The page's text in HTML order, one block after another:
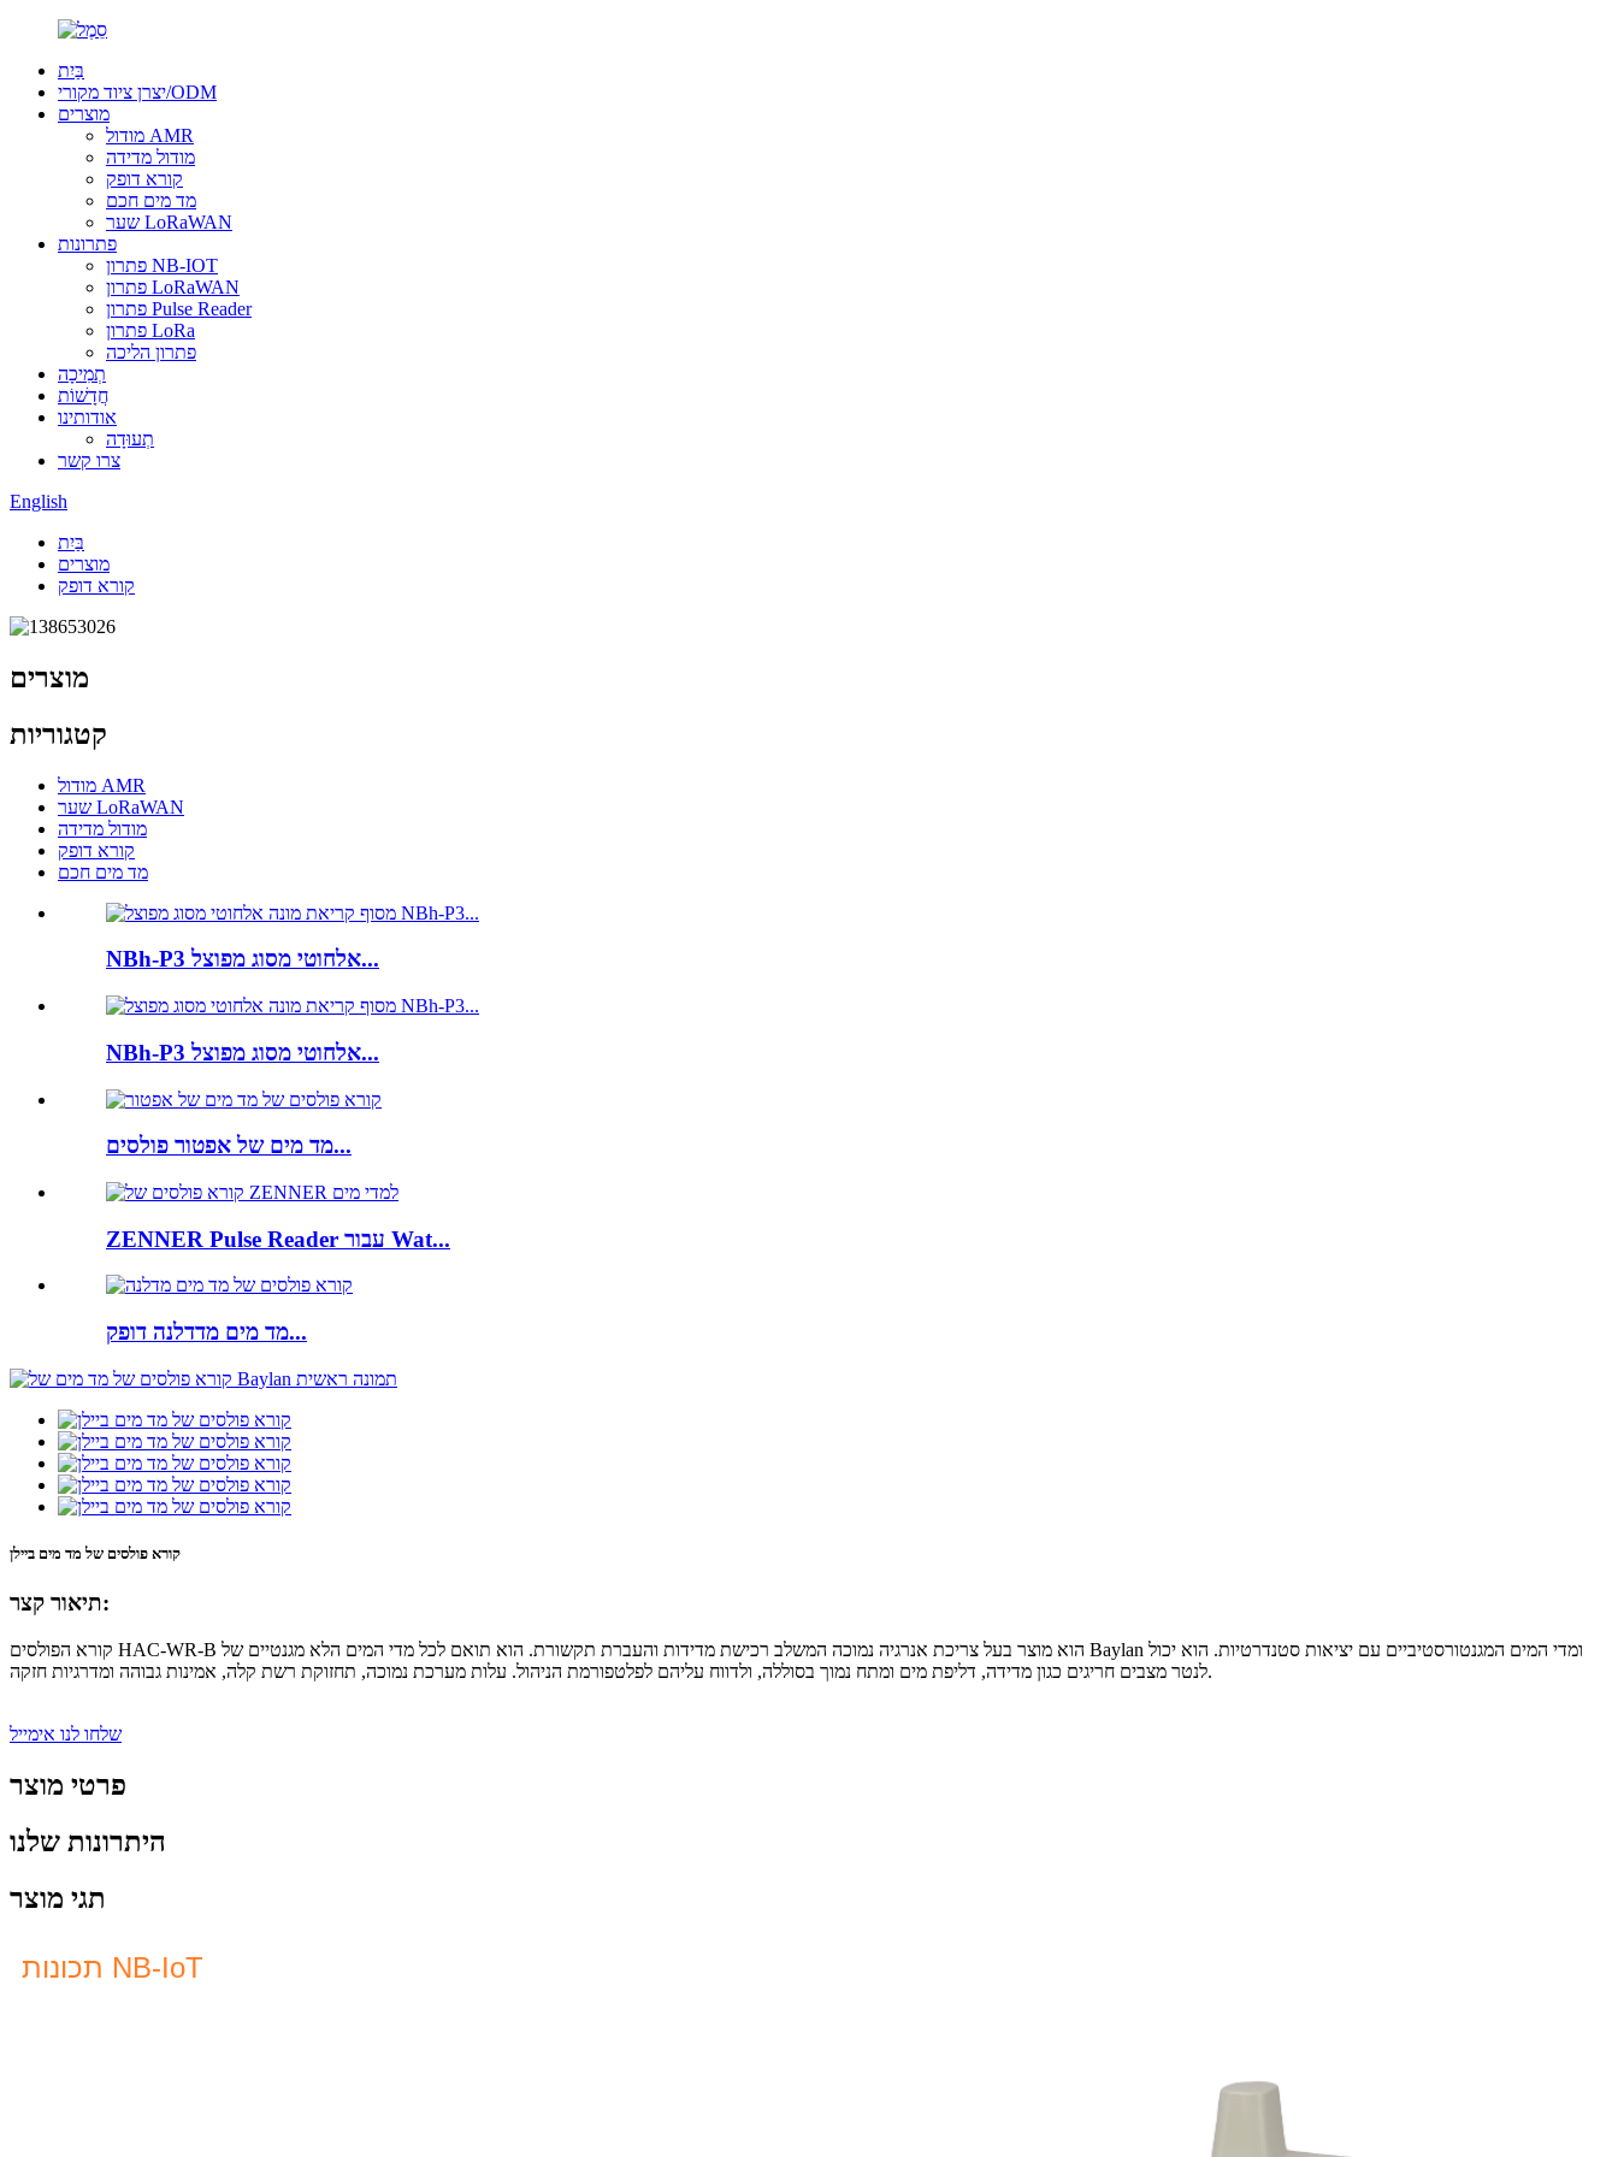
בַּיִת
יצרן ציוד מקורי/ODM
מוצרים
מודול AMR
מודול מדידה
קורא דופק
מד מים חכם
שער LoRaWAN
פתרונות
פתרון NB-IOT
פתרון LoRaWAN
פתרון Pulse Reader
פתרון LoRa
פתרון הליכה
תְמִיכָה
חֲדָשׁוֹת
אודותינו
תְעוּדָה
צרו קשר
English
בַּיִת
מוצרים
קורא דופק
מוצרים
קטגוריות
מודול AMR
שער LoRaWAN
מודול מדידה
קורא דופק
מד מים חכם
NBh-P3 אלחוטי מסוג מפוצל...
NBh-P3 אלחוטי מסוג מפוצל...
מד מים של אפטור פולסים...
ZENNER Pulse Reader עבור Wat...
מד מים מדדלנה דופק...
קורא פולסים של מד מים ביילן
תיאור קצר:
קורא הפולסים HAC-WR-B הוא מוצר בעל צריכת אנרגיה נמוכה המשלב רכישת מדידות והעברת תקשורת. הוא תואם לכל מדי המים הלא מגנטיים של Baylan ומדי המים המגנטורסטיביים עם יציאות סטנדרטיות. הוא יכול
לנטר מצבים חריגים כגון מדידה, דליפת מים ומתח נמוך בסוללה, ולדווח עליהם לפלטפורמת הניהול. עלות מערכת נמוכה, תחזוקת רשת קלה, אמינות גבוהה ומדרגיות חזקה.
שלחו לנו אימייל
פרטי מוצר
היתרונות שלנו
תגי מוצר
תכונות NB-IoT